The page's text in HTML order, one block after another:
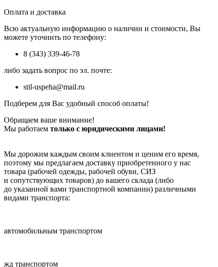
Оплата и доставка
Всю актуальную информацию о наличии и стоимости, Вы
можете уточнить по телефону:
8 (343) 339-46-78
либо задать вопрос по эл. почте:
stil-uspeha@mail.ru
Подберем для Вас удобный способ оплаты!
Обращаем ваше внимание!
Мы работаем только с юридическими лицами!
Мы дорожим каждым своим клиентом и ценим его время,
поэтому мы предлагаем доставку приобретенного у нас
товара (рабочей одежды, рабочей обуви, СИЗ
и сопутствующих товаров) до вашего склада (либо
до указанной вами транспортной компании) различными
видами транспорта:
автомобильным транспортом
жд транспортом